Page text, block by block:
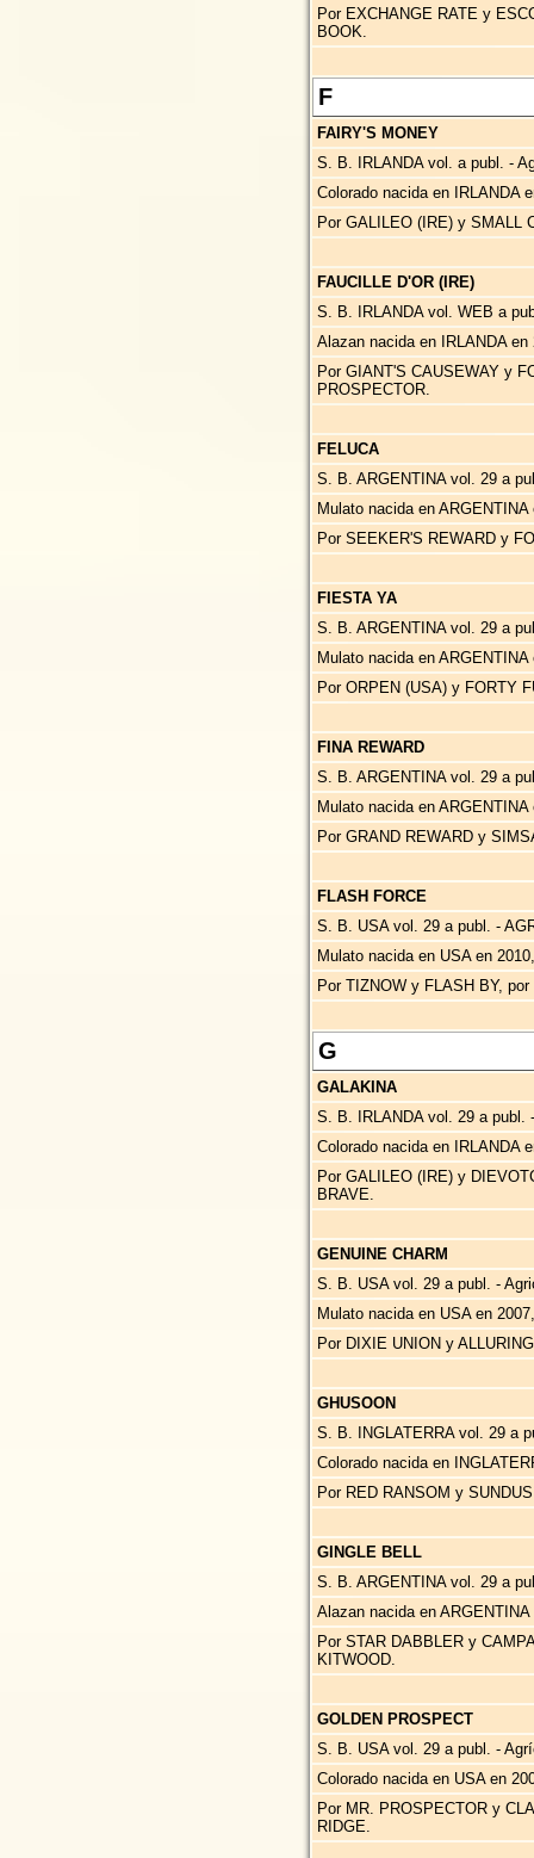
Por EXCHANGE RATE y
BOOK.
F
FAIRY'S MONEY
S. B. IRLANDA vol. a publ. -
Colorado nacida en IRLANDA
Por GALILEO (IRE) y SMALL
FAUCILLE D'OR (IRE)
S. B. IRLANDA vol. WEB a
Alazan nacida en IRLANDA
Por GIANT'S CAUSEWAY y
PROSPECTOR.
FELUCA
S. B. ARGENTINA vol. 29 a
Mulato nacida en
Por SEEKER'S REWARD y
FIESTA YA
S. B. ARGENTINA vol. 29 a
Mulato nacida en
Por ORPEN (USA) y FORTY
FINA REWARD
S. B. ARGENTINA vol. 29 a
Mulato nacida en
Por GRAND REWARD y
FLASH FORCE
S. B. USA vol. 29 a publ. -
Mulato nacida en USA en
Por TIZNOW y FLASH BY,
G
GALAKINA
S. B. IRLANDA vol. 29 a publ.
Colorado nacida en IRLANDA
Por GALILEO (IRE) y
BRAVE.
GENUINE CHARM
S. B. USA vol. 29 a publ. -
Mulato nacida en USA en
Por DIXIE UNION y
GHUSOON
S. B. INGLATERRA vol. 29 a
Colorado nacida en
Por RED RANSOM y
GINGLE BELL
S. B. ARGENTINA vol. 29 a
Alazan nacida en
Por STAR DABBLER y
KITWOOD.
GOLDEN PROSPECT
S. B. USA vol. 29 a publ. -
Colorado nacida en USA en
Por MR. PROSPECTOR y
RIDGE.